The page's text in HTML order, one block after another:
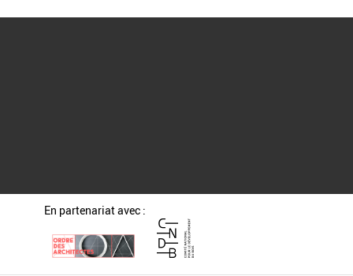
En partenariat avec :